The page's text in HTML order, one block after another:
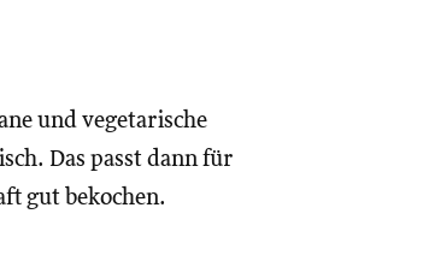
und vegetarische
Das passt dann für
gut bekochen.